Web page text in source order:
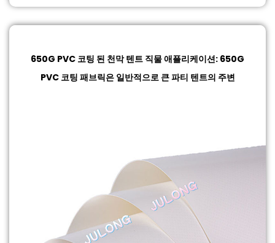
650G PVC 코팅 된 천막 텐트 직물애플리케이션: 650G
PVC 코팅 패브릭은 일반적으로 큰 파티 텐트의 주변